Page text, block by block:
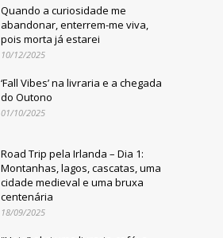
Quando a curiosidade me
abandonar, enterrem-me viva,
pois morta já estarei
10/12/2025
‘Fall Vibes’ na livraria e a chegada
do Outono
01/10/2025
Road Trip pela Irlanda – Dia 1:
Montanhas, lagos, cascatas, uma
cidade medieval e uma bruxa
centenária
18/09/2025